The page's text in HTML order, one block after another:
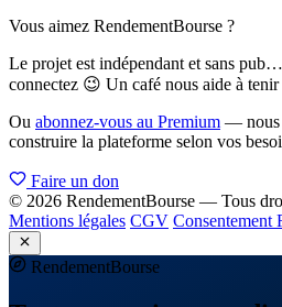
Vous aimez RendementBourse ?
Le projet est indépendant et sans
connectez 😉 Un café nous aide à
Ou abonnez-vous au Premium — nous
construire la plateforme selon vos
Faire un don
© 2026 RendementBourse — Tous
Mentions légales CGV Consentement
RendementBourse